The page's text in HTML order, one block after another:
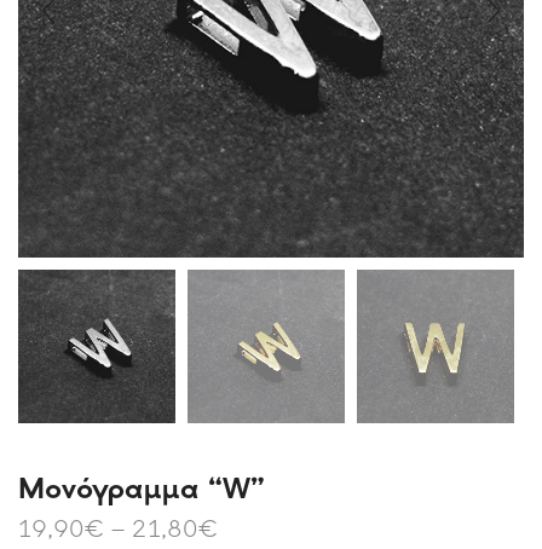
Μονόγραμμα “W”
19,90€ – 21,80€